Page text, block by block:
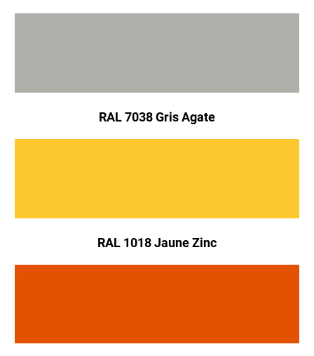
RAL 7038 Gris Agate
RAL 1018 Jaune Zinc